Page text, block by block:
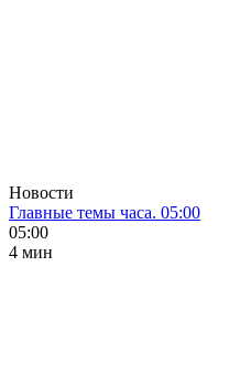
Новости
Главные темы часа. 05:00
05:00
4 мин